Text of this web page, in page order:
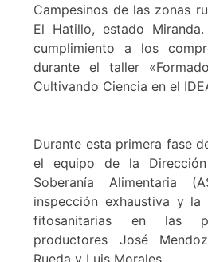
Campesinos de las zonas
El Hatillo, estado
cumplimiento a los
durante el taller
Cultivando Ciencia en el
Durante esta primera fase
el equipo de la
Soberanía Alimentaria
inspección exhaustiva y
fitosanitarias en las
productores José
Rueda y Luis Morales.